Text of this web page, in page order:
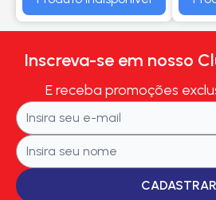
Inscreva-se em nosso
E receba promoções
CADASTRAR